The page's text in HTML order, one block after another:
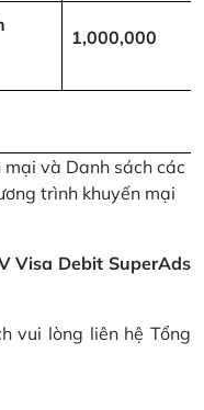
1,000,000
và Danh sách các
trình khuyến mại
Visa Debit SuperAds
vui lòng liên hệ Tổng